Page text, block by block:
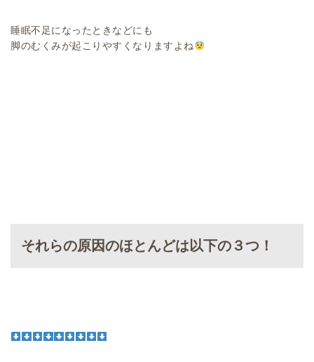
睡眠不足になったときなどにも
脚のむくみが起こりやすくなりますよね
それらの原因のほとんどは以下の３つ！